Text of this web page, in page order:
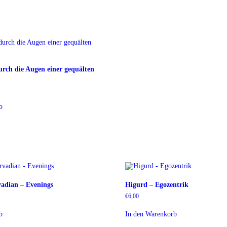
die Augen einer gequälten
– Evenings Higurd – Egozentrik
€6,00
In den Warenkorb